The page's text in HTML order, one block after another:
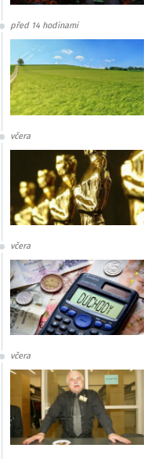
před 14 hodinami
včera
včera
včera